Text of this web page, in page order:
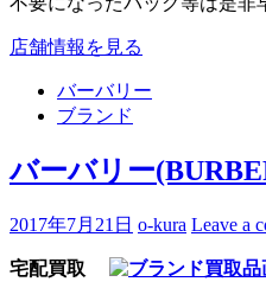
店舗情報を見る
バーバリー
ブランド
バーバリー
2017年7月21日 o-kura Leave a
宅配買取